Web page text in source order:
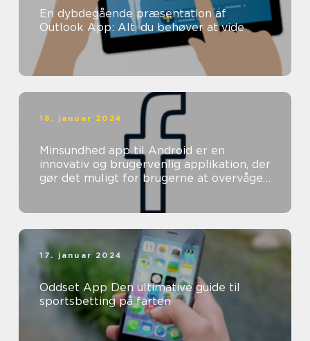
En dybdegående præsentation af
Outlook App: Alt, du behøver at vide
18. januar 2024
Minsundhed app til Android er en
innovativ og brugervenlig applikation, der
gør det muligt for brugerne at overvåge
17. januar 2024
Oddset App Den ultimative guide til
sportsbetting på farten